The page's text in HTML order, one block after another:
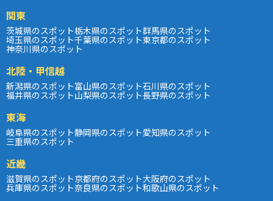
関東
茨城県のスポット栃木県のスポット群馬県のスポット
埼玉県のスポット千葉県のスポット東京都のスポット
神奈川県のスポット
北陸・甲信越
新潟県のスポット富山県のスポット石川県のスポット
福井県のスポット山梨県のスポット長野県のスポット
東海
岐阜県のスポット静岡県のスポット愛知県のスポット
三重県のスポット
近畿
滋賀県のスポット京都府のスポット大阪府のスポット
兵庫県のスポット奈良県のスポット和歌山県のスポット